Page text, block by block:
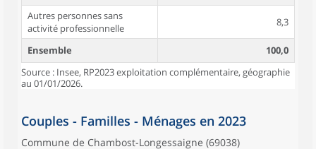
Autres personnes sans
activité professionnelle
8,3
Ensemble
100,0
Source : Insee, RP2023 exploitation complémentaire, géographie
au 01/01/2026.
Couples - Familles - Ménages en 2023
Commune de Chambost-Longessaigne (69038)